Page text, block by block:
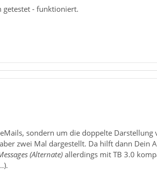
getestet - funktioniert.
sondern um die doppelte Darstellung
zwei Mal dargestellt. Da hilft dann Dein
(Alternate)allerdings mit TB 3.0